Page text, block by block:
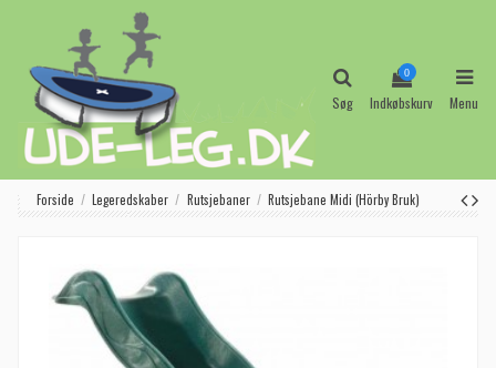
Søg
0
Indkøbskurv Menu
Forside Legeredskaber Rutsjebaner Rutsjebane Midi (Hörby Bruk)